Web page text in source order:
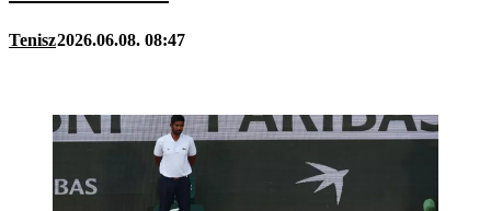
Tenisz2026.06.08. 08:47